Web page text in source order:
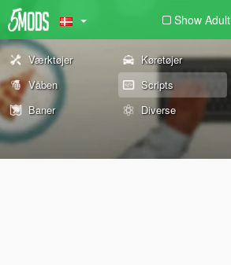
Show Adult
Værktøjer Køretøjer
Våben
Scripts
Baner
Diverse